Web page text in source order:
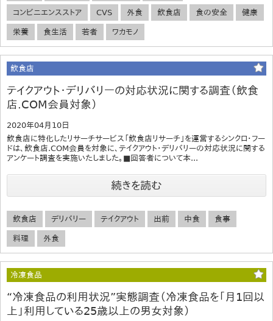
コンビニエンスストア CVS 外食 飲食店 食の安全 健康
栄養 食生活 若者 ワカモノ
飲食店
テイクアウト・デリバリーの対応状況に関する調査（飲食
店.COM会員対象）
2020年04月10日
飲食店に特化したリサーチサービス「飲食店リサーチ」を運営するシンクロ・フー
ドは、飲食店.COM会員を対象に、テイクアウト・デリバリーの対応状況に関する
アンケート調査を実施いたしました。■回答者について本...
続きを読む
飲食店 デリバリー テイクアウト 出前 中食 食事
料理 外食
冷凍食品
“冷凍食品の利用状況”実態調査（冷凍食品を「月1回以
上」利用している25歳以上の男女対象）